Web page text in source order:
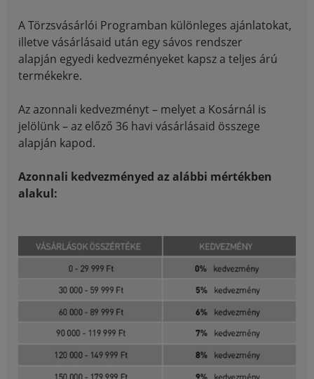
A Törzsvásárlói Programban különleges ajánlatokat,
illetve vásárlásaid után egy sávos rendszer
alapján egyedi kedvezményeket kapsz a teljes árú
termékekre.
Az azonnali kedvezményt – melyet a Kosárnál is
jelölünk – az előző 36 havi vásárlásaid összege
alapján kapod.
Azonnali kedvezményed az alábbi mértékben
alakul: